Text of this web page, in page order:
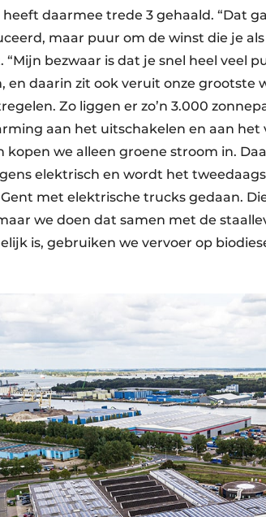
heeft daarmee trede 3 gehaald. “Dat
maar puur om de winst die je
“Mijn bezwaar is dat je snel heel veel
en daarin zit ook veruit onze grootste
Zo liggen er zo’n 3.000
aan het uitschakelen en aan
kopen we alleen groene stroom in.
elektrisch en wordt het
met elektrische trucks gedaan.
we doen dat samen met de
is, gebruiken we vervoer op